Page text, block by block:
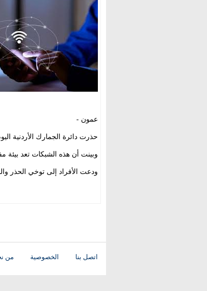
عمون -
حذرت دائرة الجمارك الأردنية
وبينت أن هذه الشبكات تعد بيئة
ودعت الأفراد إلى توخي الحذر
اتصل بنا الخصوصية من